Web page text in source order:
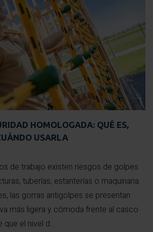
HOMOLOGADA: QUÉ ES,
USARLA
de trabajo existen riesgos de golpes
tuberías, estanterías o maquinaria.
las gorras antigolpes se presentan
más ligera y cómoda frente al casco
el nivel d...